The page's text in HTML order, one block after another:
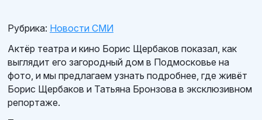
Рубрика: Новости СМИ
Актёр театра и кино Борис Щербаков показал, как
выглядит его загородный дом в Подмосковье на
фото, и мы предлагаем узнать подробнее, где живёт
Борис Щербаков и Татьяна Бронзова в эксклюзивном
репортаже.